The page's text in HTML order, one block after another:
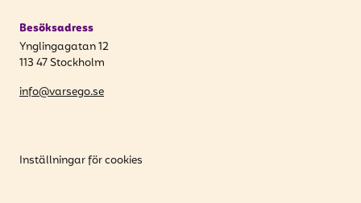
Besöksadress
Ynglingagatan 12
113 47 Stockholm
info@varsego.se
Inställningar för cookies